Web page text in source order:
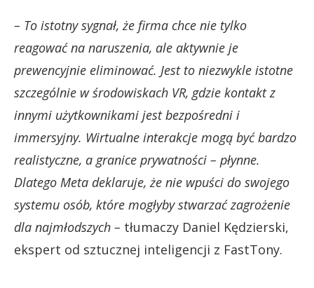
– To istotny sygnał, że firma chce nie tylko
reagować na naruszenia, ale aktywnie je
prewencyjnie eliminować. Jest to niezwykle istotne
szczególnie w środowiskach VR, gdzie kontakt z
innymi użytkownikami jest bezpośredni i
immersyjny. Wirtualne interakcje mogą być bardzo
realistyczne, a granice prywatności – płynne.
Dlatego Meta deklaruje, że nie wpuści do swojego
systemu osób, które mogłyby stwarzać zagrożenie
dla najmłodszych – tłumaczy Daniel Kędzierski,
ekspert od sztucznej inteligencji z FastTony.